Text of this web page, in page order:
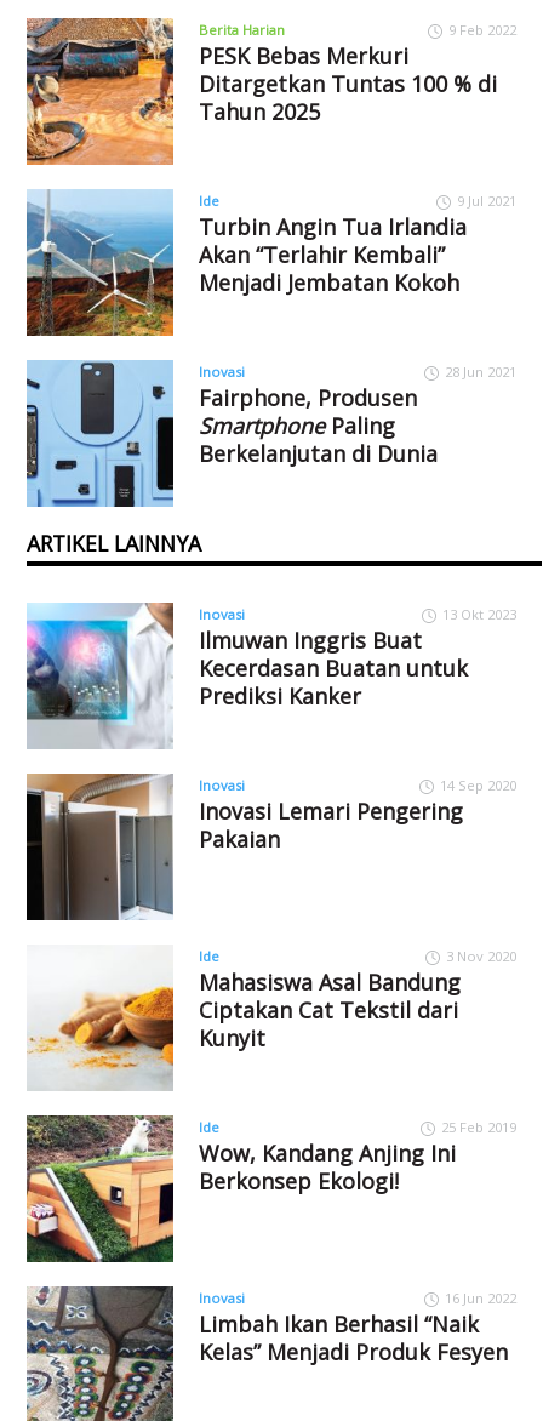
Berita Harian 9 Feb 2022
PESK Bebas Merkuri
Ditargetkan Tuntas 100 % di
Tahun 2025
Ide 9 Jul 2021
Turbin Angin Tua Irlandia
Akan “Terlahir Kembali”
Menjadi Jembatan Kokoh
Inovasi 28 Jun 2021
Fairphone, Produsen
SmartphonePaling
Berkelanjutan di Dunia
ARTIKEL LAINNYA
Inovasi 13 Okt 2023
Ilmuwan Inggris Buat
Kecerdasan Buatan untuk
Prediksi Kanker
Inovasi 14 Sep 2020
Inovasi Lemari Pengering
Pakaian
Ide 3 Nov 2020
Mahasiswa Asal Bandung
Ciptakan Cat Tekstil dari
Kunyit
Ide 25 Feb 2019
Wow, Kandang Anjing Ini
Berkonsep Ekologi!
Inovasi 16 Jun 2022
Limbah Ikan Berhasil “Naik
Kelas” Menjadi Produk Fesyen